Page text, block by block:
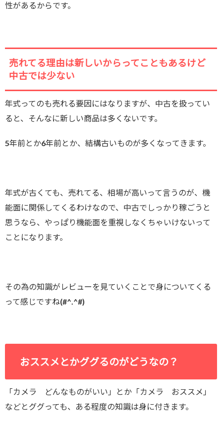
性があるからです。
売れてる理由は新しいからってこともあるけど
中古では少ない
年式ってのも売れる要因にはなりますが、中古を扱ってい
ると、そんなに新しい商品は多くないです。
5年前とか6年前とか、結構古いものが多くなってきます。
年式が古くても、売れてる、相場が高いって言うのが、機
能面に関係してくるわけなので、中古でしっかり稼ごうと
思うなら、やっぱり機能面を重視しなくちゃいけないって
ことになります。
その為の知識がレビューを見ていくことで身についてくる
って感じですね(#^.^#)
おススメとかググるのがどうなの？
「カメラ どんなものがいい」とか「カメラ おススメ」
などとググっても、ある程度の知識は身に付きます。